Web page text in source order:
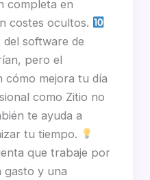
completa en
costes ocultos.
software de
pero el
cómo mejora tu día
como Zitio no
te ayuda a
tu tiempo.
que trabaje por
gasto y una